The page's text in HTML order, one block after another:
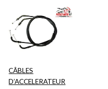
CÂBLES
D’ACCELERATEUR